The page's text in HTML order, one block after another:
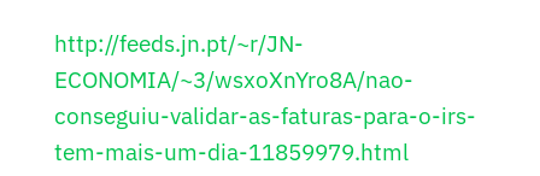
http://feeds.jn.pt/~r/JN-
ECONOMIA/~3/wsxoXnYro8A/nao-
conseguiu-validar-as-faturas-para-o-irs-
tem-mais-um-dia-11859979.html